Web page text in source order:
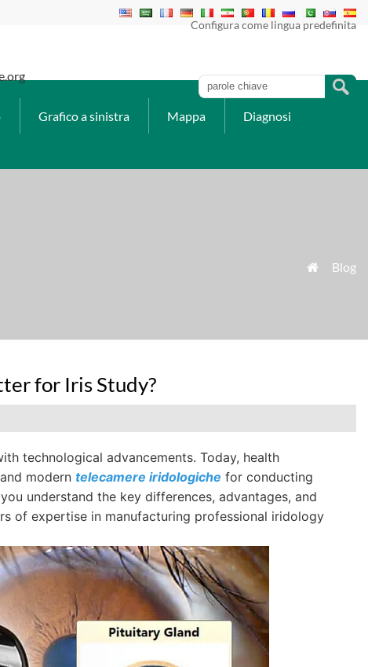
Configura come lingua predefinita
Grafico a sinistra Mappa Diagnosi
 Blog
for Iris Study?
technological advancements. Today, health
modern telecamere iridologiche for conducting
understand the key differences, advantages, and
of expertise in manufacturing professional iridology